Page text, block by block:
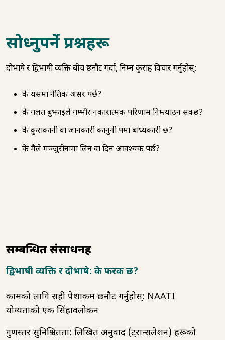
सम्बन्धित संसाधनहरू
द्विभाषी व्यक्ति र दोभाषे: के फरक छ?
कामको लागि सही पेशाकर्मी छनौट गर्नुहोस्: NAATI
योग्यताको एक सिंहावलोकन
गुणस्तर सुनिश्चितता: लिखित अनुवाद (ट्रान्सलेशन) हरूको
सोध्नुपर्ने प्रश्नहरू
दोभाषे र द्विभाषी व्यक्ति बीच छनौट गर्दा, निम्न कुराहरू विचार गर्नुहोस्:
के यसमा नैतिक असर पर्छ?
के गलत बुझाइले गम्भीर नकारात्मक परिणाम निम्त्याउन सक्छ?
के कुराकानी वा जानकारी कानुनी रूपमा बाध्यकारी छ?
के मैले मञ्जुरीनामा लिन वा दिन आवश्यक पर्छ?